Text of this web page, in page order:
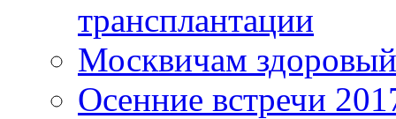
трансплантации
Москвичам
Осенние встречи